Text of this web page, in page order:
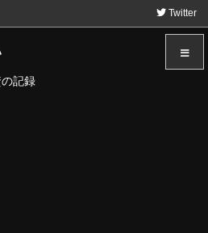
記録
Twitter